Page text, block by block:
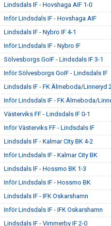
Lindsdals IF - Hovshaga AIF 1-0
Inför Lindsdals IF - Hovshaga AIF
Lindsdals IF - Nybro IF 4-1
Inför Lindsdals IF - Nybro IF
Sölvesborgs GoIF - Lindsdals IF 3-1
Inför Sölvesborgs GoIF - Lindsdals IF
Lindsdals IF - FK Älmeboda/Linneryd
Inför Lindsdals IF - FK Älmeboda/
Västerviks FF - Lindsdals IF 0-1
Inför Västerviks FF - Lindsdals IF
Lindsdals IF - Kalmar City BK 4-2
Inför Lindsdals IF - Kalmar City BK
Lindsdals IF - Hossmo BK 1-3
Inför Lindsdals IF - Hossmo BK
Lindsdals IF - IFK Oskarshamn
Inför Lindsdals IF - IFK Oskarshamn
Lindsdals IF - Vimmerby IF 2-0